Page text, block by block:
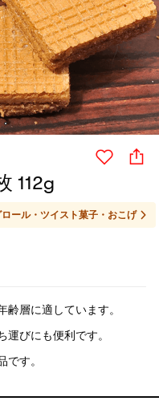
112g
ール・ツイスト菓子・おこげ
層に適しています。
びにも便利です。
です。